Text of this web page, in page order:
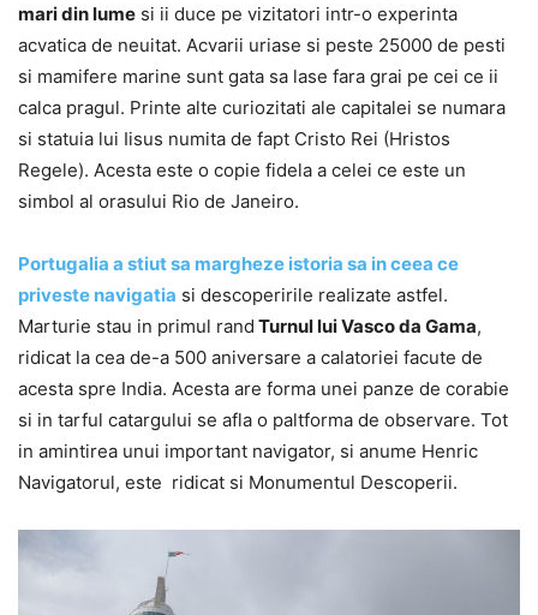
mari din lume si ii duce pe vizitatori intr-o experinta
acvatica de neuitat. Acvarii uriase si peste 25000 de pesti
si mamifere marine sunt gata sa lase fara grai pe cei ce ii
calca pragul. Printe alte curiozitati ale capitalei se numara
si statuia lui Iisus numita de fapt Cristo Rei (Hristos
Regele). Acesta este o copie fidela a celei ce este un
simbol al orasului Rio de Janeiro.
Portugalia a stiut sa margheze istoria sa in ceea ce
priveste navigatia si descoperirile realizate astfel.
Marturie stau in primul rand Turnul lui Vasco da Gama,
ridicat la cea de-a 500 aniversare a calatoriei facute de
acesta spre India. Acesta are forma unei panze de corabie
si in tarful catargului se afla o paltforma de observare. Tot
in amintirea unui important navigator, si anume Henric
Navigatorul, este ridicat si Monumentul Descoperii.